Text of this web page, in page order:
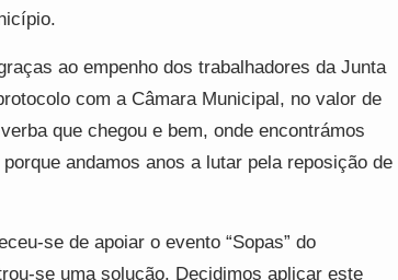
ao empenho dos trabalhadores da Junta
com a Câmara Municipal, no valor de
que chegou e bem, onde encontrámos
andamos anos a lutar pela reposição de
se de apoiar o evento “Sopas” do
se uma solução. Decidimos aplicar este